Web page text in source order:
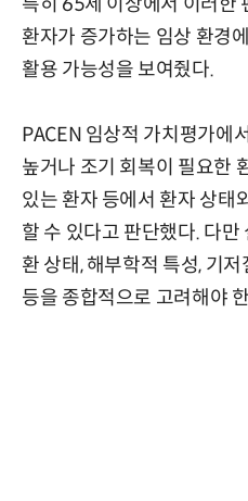
환자가 증가하는 임상 환경
활용 가능성을 보여줬다.
PACEN 임상적 가치평가에
높거나 조기 회복이 필요한
있는 환자 등에서 환자 상태
할 수 있다고 판단했다. 다
환 상태, 해부학적 특성, 기
등을 종합적으로 고려해야